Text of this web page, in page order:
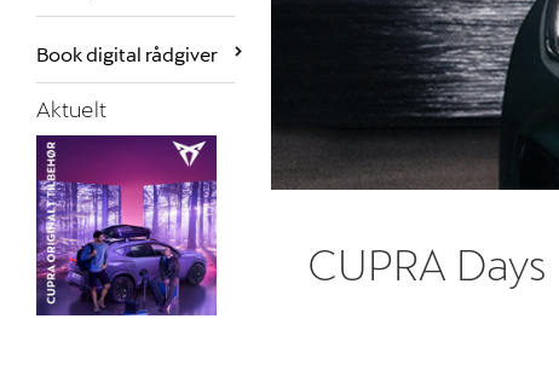
Book digital rådgiver
Aktuelt
CUPRA Days